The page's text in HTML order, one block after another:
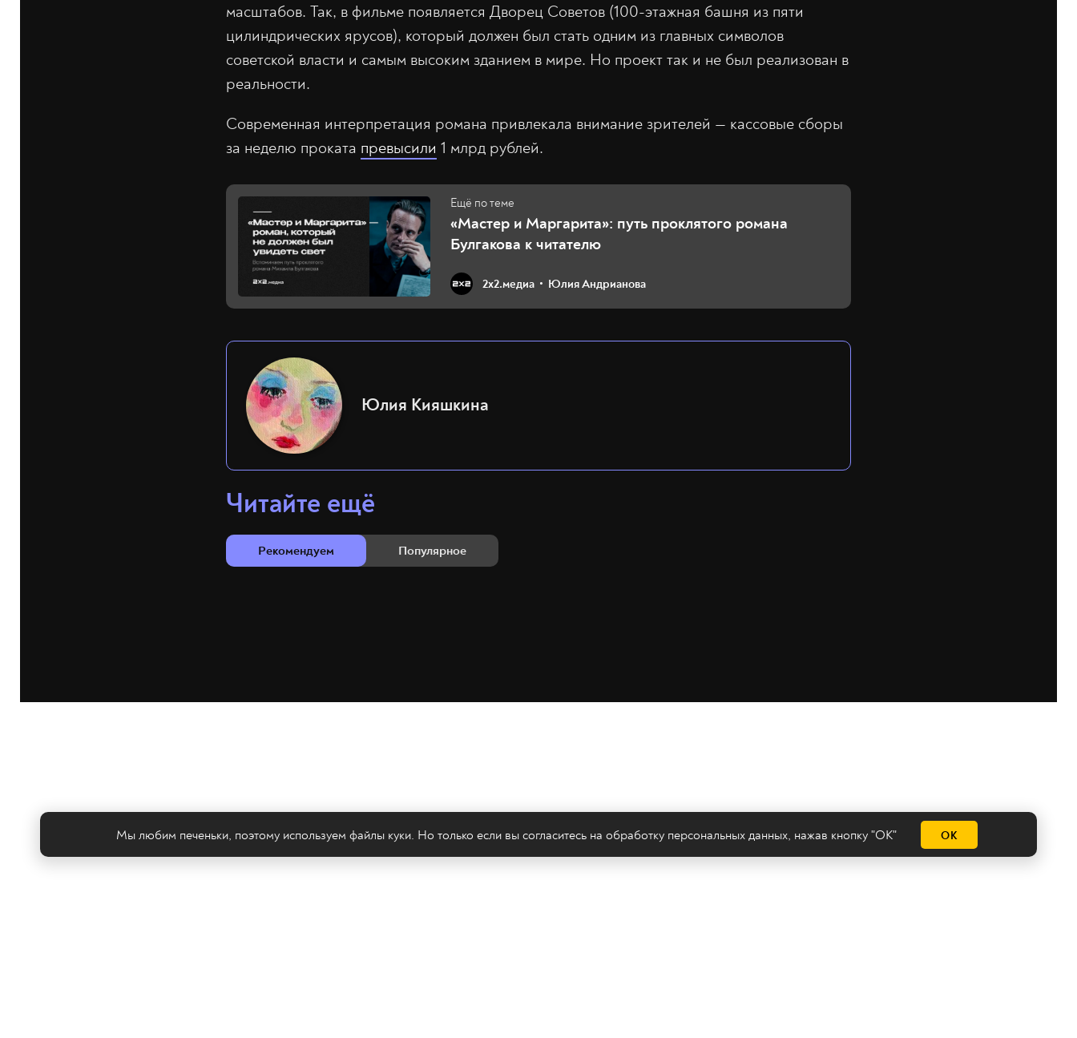
масштабов. Так, в фильме появляется Дворец Советов (100-этажная башня из пяти
цилиндрических ярусов), который должен был стать одним из главных символов
советской власти и самым высоким зданием в мире. Но проект так и не был реализован в
реальности.
Современная интерпретация романа привлекала внимание зрителей — кассовые сборы
за неделю проката превысили 1 млрд рублей.
«Мастер и Маргарита»: путь проклятого романа
Булгакова к читателю
2х2.медиа Юлия Андрианова
Юлия Кияшкина
Читайте ещё
Рекомендуем Популярное
Мы любим печеньки, поэтому используем файлы куки. Но только если вы согласитесь на обработку персональных данных, нажав кнопку "ОК" ОК